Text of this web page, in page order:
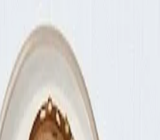
пищи на 13%, показало исследование